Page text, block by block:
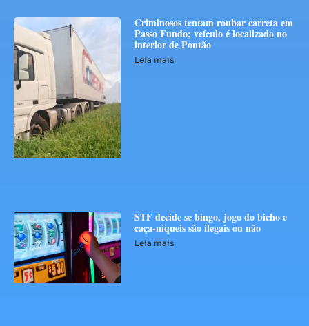
Criminosos tentam roubar carreta em
Passo Fundo; veículo é localizado no
interior de Pontão
Leia mais
STF decide se bingo, jogo do bicho e
caça-níqueis são ilegais ou não
Leia mais